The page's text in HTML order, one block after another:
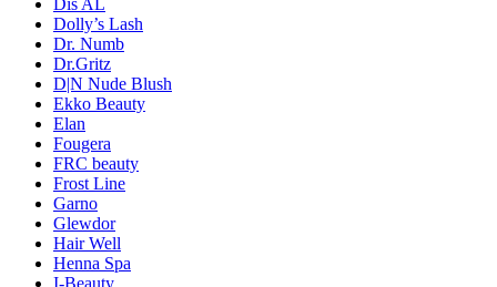
Dis AL
Dolly’s Lash
Dr. Numb
Dr.Gritz
D|N Nude Blush
Ekko Beauty
Elan
Fougera
FRC beauty
Frost Line
Garno
Glewdor
Hair Well
Henna Spa
I-Beauty